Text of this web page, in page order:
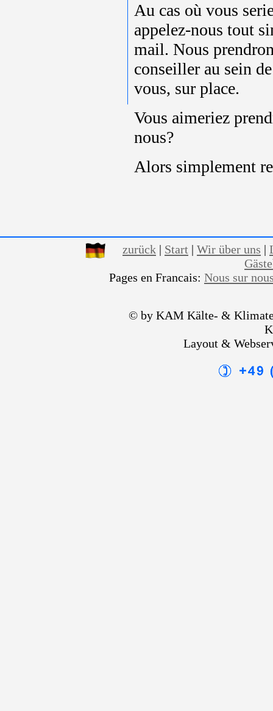
Au cas où vous
appelez-nous tout
mail. Nous
conseiller au sein
vous, sur place.
Vous aimeriez
nous?
Alors simplement
zurück | Start | Wir über uns |
Pages en Francais: Nous sur
© by KAM Kälte- &
Layout &